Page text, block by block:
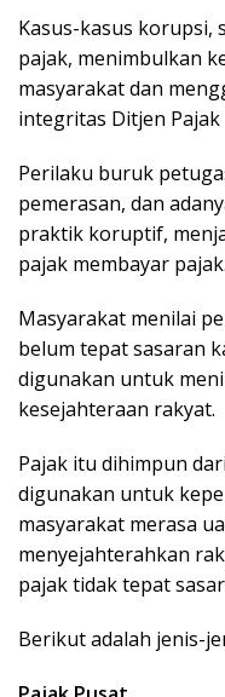
Kasus-kasus korupsi,
pajak, menimbulkan
masyarakat dan
integritas Ditjen Pajak
Perilaku buruk
pemerasan, dan
praktik koruptif,
pajak membayar pajak.
Masyarakat menilai
belum tepat sasaran
digunakan untuk
kesejahteraan rakyat.
Pajak itu dihimpun
digunakan untuk
masyarakat merasa
menyejahterahkan
pajak tidak tepat
Berikut adalah jenis-